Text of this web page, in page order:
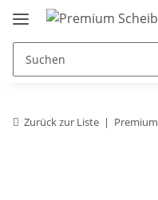
Zurück zur Liste Premium